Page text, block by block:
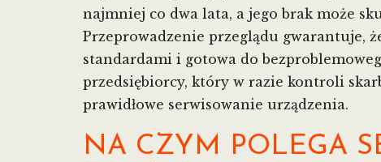
najmniej co dwa lata, a jego brak może
Przeprowadzenie przeglądu gwarantuje,
standardami i gotowa do
przedsiębiorcy, który w razie kontroli
prawidłowe serwisowanie urządzenia.
NA CZYM POLEGA